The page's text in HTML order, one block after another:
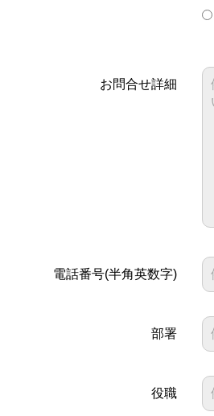
お問合せ詳細
電話番号(半角英数字)
部署
役職